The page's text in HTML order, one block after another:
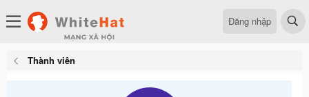
Đăng nhập
Thành viên